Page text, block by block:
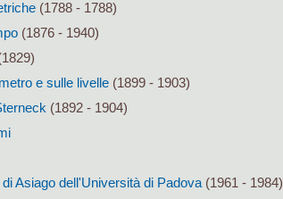
(1788 - 1788)
(1876 - 1940)
e sulle livelle (1899 - 1903)
(1892 - 1904)
Asiago dell'Università di Padova(1961 - 1984)